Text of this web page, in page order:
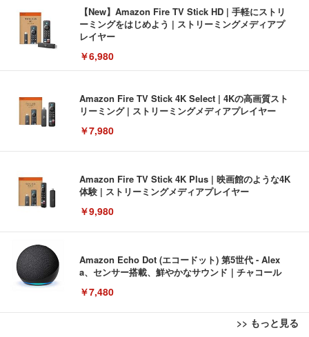
【New】Amazon Fire TV Stick HD | 手軽にストリ
ーミングをはじめよう | ストリーミングメディアプ
レイヤー
￥6,980
Amazon Fire TV Stick 4K Select | 4Kの高画質スト
リーミング | ストリーミングメディアプレイヤー
￥7,980
Amazon Fire TV Stick 4K Plus | 映画館のような4K
体験 | ストリーミングメディアプレイヤー
￥9,980
Amazon Echo Dot (エコードット) 第5世代 - Alex
a、センサー搭載、鮮やかなサウンド｜チャコール
￥7,480
>> もっと見る